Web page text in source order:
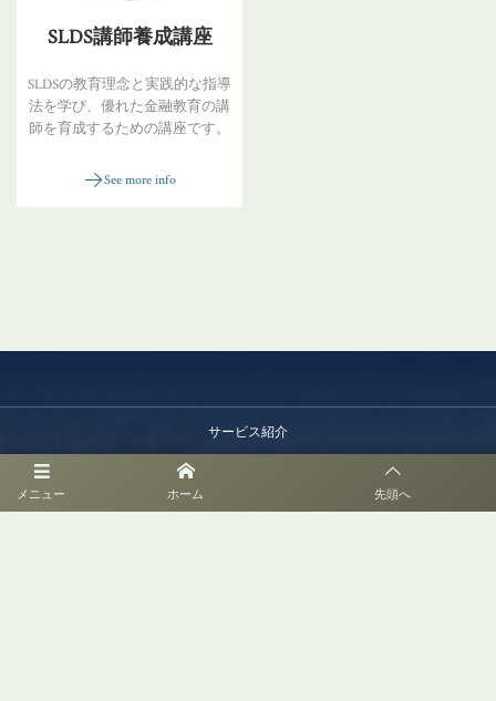
SLDS講師養成講座
SLDSの教育理念と実践的な指導
法を学び、優れた金融教育の講
師を育成するための講座です。
See more info
メニュー ホーム 先頭へ
サービス紹介